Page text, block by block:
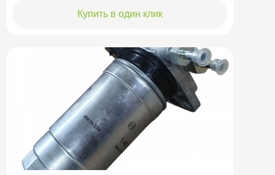
Купить в один клик